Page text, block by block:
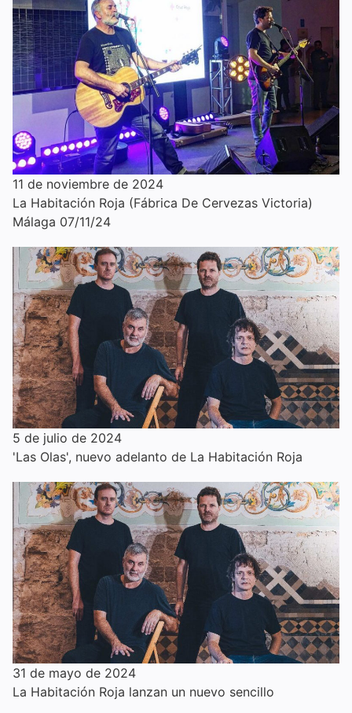
11 de noviembre de 2024
La Habitación Roja (Fábrica De Cervezas Victoria)
Málaga 07/11/24
5 de julio de 2024
'Las Olas', nuevo adelanto de La Habitación Roja
31 de mayo de 2024
La Habitación Roja lanzan un nuevo sencillo